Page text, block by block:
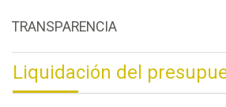
TRANSPARENCIA
Liquidación del